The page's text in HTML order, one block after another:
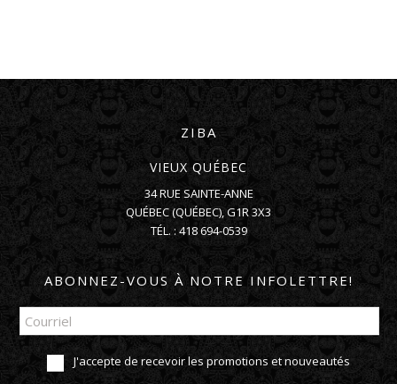
ZIBA
VIEUX QUÉBEC
34 RUE SAINTE-ANNE
QUÉBEC(QUÉBEC),G1R 3X3
TÉL. : 418 694-0539
ABONNEZ-VOUS À NOTRE INFOLETTRE!
J'accepte de recevoir les promotions et nouveautés